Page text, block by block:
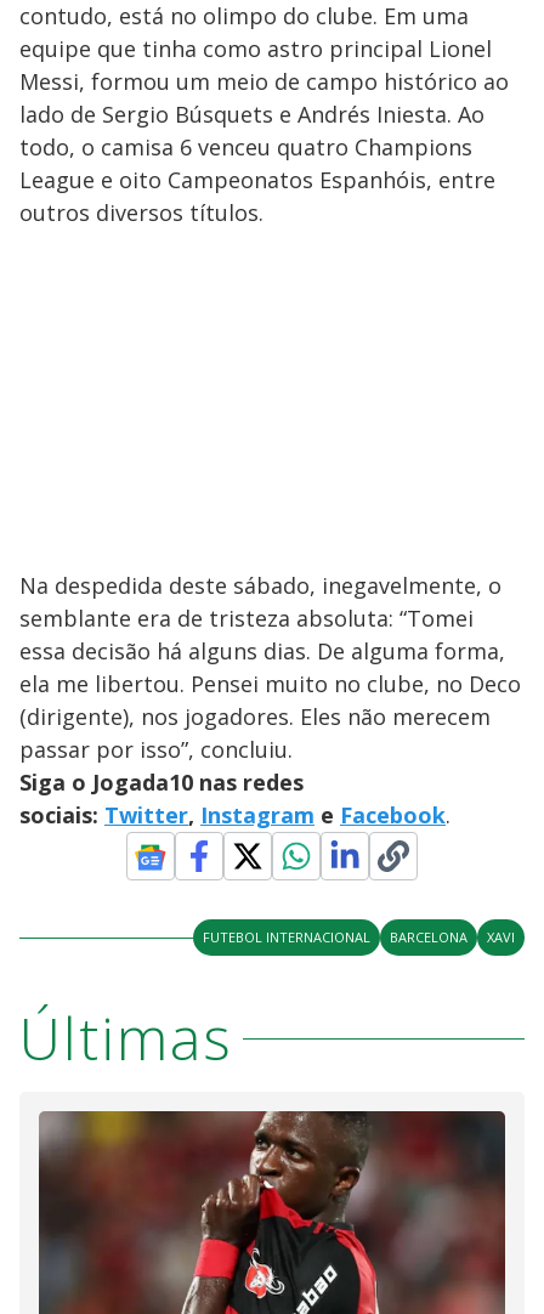
contudo, está no olimpo do clube. Em uma
equipe que tinha como astro principal Lionel
Messi, formou um meio de campo histórico ao
lado de Sergio Búsquets e Andrés Iniesta. Ao
todo, o camisa 6 venceu quatro Champions
League e oito Campeonatos Espanhóis, entre
outros diversos títulos.
Na despedida deste sábado, inegavelmente, o
semblante era de tristeza absoluta: “Tomei
essa decisão há alguns dias. De alguma forma,
ela me libertou. Pensei muito no clube, no Deco
(dirigente), nos jogadores. Eles não merecem
passar por isso”, concluiu.
Siga o Jogada10 nas redes
sociais: Twitter, Instagram e Facebook.
FUTEBOL INTERNACIONAL BARCELONA XAVI
Últimas